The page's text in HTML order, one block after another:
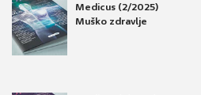
Medicus (2/2025)
Muško zdravlje